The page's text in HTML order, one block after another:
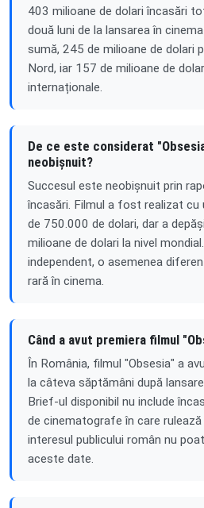
403 milioane de dolari încasări
două luni de la lansarea în
sumă, 245 de milioane de dolari
Nord, iar 157 de milioane de
internaționale.
De ce este considerat
neobișnuit?
Succesul este neobișnuit prin
încasări. Filmul a fost realizat cu
de 750.000 de dolari, dar a
milioane de dolari la nivel
independent, o asemenea
rară în cinema.
Când a avut premiera filmul
În România, filmul "Obsesia" a
la câteva săptămâni după
Brief-ul disponibil nu include
de cinematografe în care
interesul publicului român nu
aceste date.